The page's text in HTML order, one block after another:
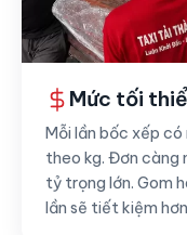
Mức tối
Mỗi lần bốc xếp
theo kg. Đơn càng
tỷ trọng lớn. Gom
lần sẽ tiết kiệm